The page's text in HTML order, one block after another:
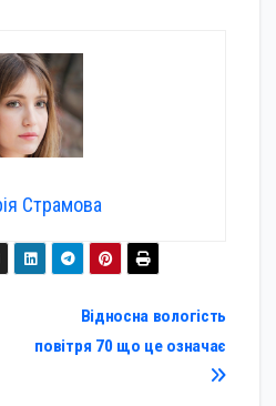
Страмова
Відносна вологість
повітря 70 що це означає